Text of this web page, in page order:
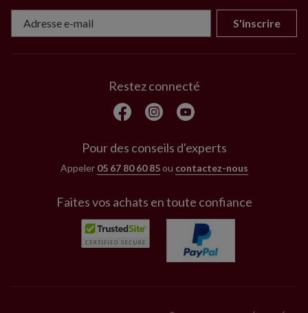
S'inscrire
Restez connecté
Pour des conseils d'experts
Appeler 05 67 80 60 85ou contactez-nous
Faites vos achats en toute confiance